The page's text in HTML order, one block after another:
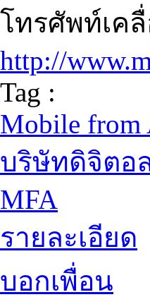
โทรศัพท์เค
http://
Tag :
Mobile from
บริษัทดิจิตอ
MFA
รายละเอียด
บอกเพื่อน